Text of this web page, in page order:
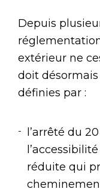
Depuis
extérieur ne
doit
définies par :
l’arrêté du
réduite qui